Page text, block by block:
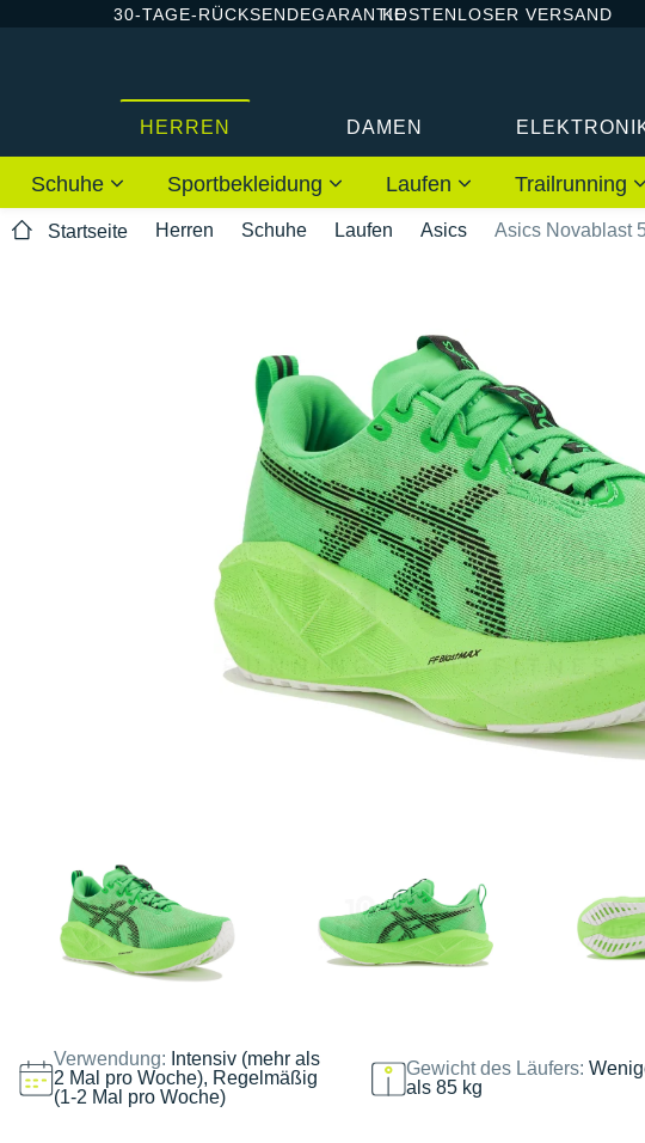
30-TAGE-RÜCKSENDEGARANTIEKOSTENLOSER VERSAND
HERREN DAMEN
Schuhe Sportbekleidung Laufen Trailrunning
Startseite Herren Schuhe Laufen Asics Asics Novablast
Verwendung: Intensiv (mehr als
2 Mal pro Woche), Regelmäßig
(1-2 Mal pro Woche)
Gewicht des Läufers:
als 85 kg